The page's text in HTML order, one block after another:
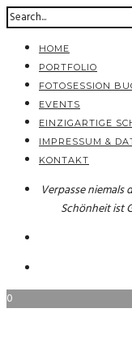
HOME
PORTFOLIO
FOTOSESSION
EVENTS
EINZIGARTIGE
IMPRESSUM &
KONTAKT
Verpasse niemals
Schönheit ist
0